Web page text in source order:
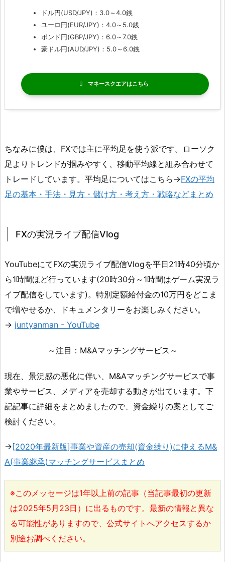
ドル円(USD/JPY)：3.0～4.0銭
ユーロ円(EUR/JPY)：4.0～5.0銭
ポンド円(GBP/JPY)：6.0～7.0銭
豪ドル円(AUD/JPY)：5.0～6.0銭
マネースクエア
ちなみに僕は、FXでは主に平均足を使う派です。ローソク
足よりトレンドが掴みやすく、移動平均線と組み合わせて
トレードしています。平均足についてはこちら→FXの平均
足の基本・手法・見方・儲け方・考え方・戦略などまとめ
FXの実況ライブ配信Vlog
YouTubeにてFXの実況ライブ配信Vlogを平日21時40分頃か
ら1時間ほど行っています(20時30分～1時間はゲーム実況ラ
イブ配信をしています)。特別定額給付金の10万円をどこま
で増やせるか、ドキュメンタリーをお楽しみください。
→ juntyanman - YouTube
～注目：M&Aマッチングサービス～
現在、景況感の悪化に伴い、M&Aマッチングサービスで事
業やサービス、メディアを売却する動きが出ています。下
記記事に詳細をまとめましたので、資金繰りの案としてご
検討ください。
→ [2020年最新版]事業や資産の売却(資金繰り)に使えるM&
A(事業継承)マッチングサービスまとめ
※このメッセージは1年以上前の記事（当記事最初の更新
は2025年5月23日）に出るものです。最新の情報と異な
る可能性がありますので、公式サイトへアクセスするか
別途お調べください。